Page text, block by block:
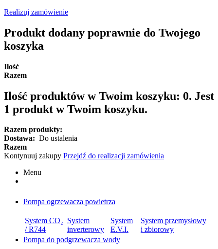
Realizuj zamówienie
Produkt dodany poprawnie do Twojego
koszyka
Ilość
Razem
Ilość produktów w Twoim koszyku: 0. Jest
1 produkt w Twoim koszyku.
Razem produkty:
Dostawa: Do ustalenia
Razem
Kontynuuj zakupy Przejdź do realizacji zamówienia
Menu
Pompa ogrzewacza powietrza
System CO₂
/ R744
System
inverterowy
System
E.V.I.
System przemysłowy
i zbiorowy
Pompa do podgrzewacza wody